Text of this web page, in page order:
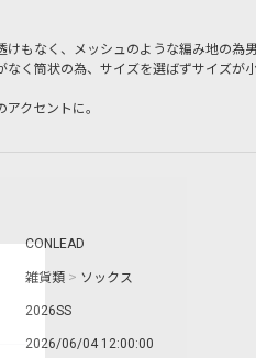
けもなく、メッシュのような編み地の為
なく筒状の為、サイズを選ばずサイズが
クセントに。
CONLEAD
雑貨類 > ソックス
2026SS
2026/06/04 12:00:00